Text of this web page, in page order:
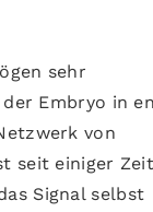
sehr
Embryo in
von
seit einiger
Signal selbst